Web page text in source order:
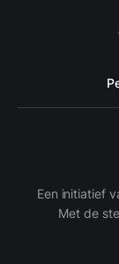
Een initiatief
Met de